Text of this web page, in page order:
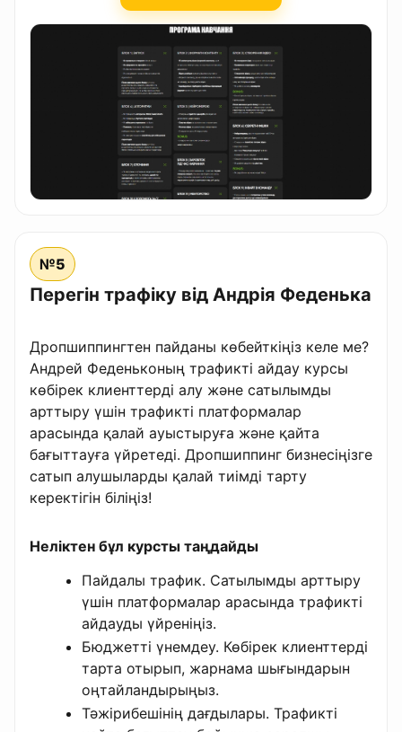
№5
Перегін трафіку від Андрія Феденька
Дропшиппингтен пайданы көбейткіңіз келе ме?
Андрей Феденьконың трафикті айдау курсы
көбірек клиенттерді алу және сатылымды
арттыру үшін трафикті платформалар
арасында қалай ауыстыруға және қайта
бағыттауға үйретеді. Дропшиппинг бизнесіңізге
сатып алушыларды қалай тиімді тарту
керектігін біліңіз!
Неліктен бұл курсты таңдайды
Пайдалы трафик. Сатылымды арттыру
үшін платформалар арасында трафикті
айдауды үйреніңіз.
Бюджетті үнемдеу. Көбірек клиенттерді
тарта отырып, жарнама шығындарын
оңтайландырыңыз.
Тәжірибешінің дағдылары. Трафикті